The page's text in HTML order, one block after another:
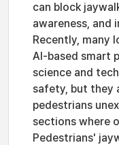
can block
awareness, and
Recently, many
AI-based smart
science and
safety, but they
pedestrians
sections where
Pedestrians'